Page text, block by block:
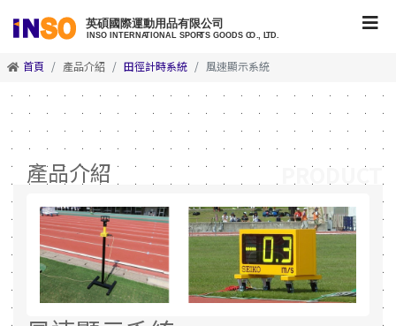
首頁 產品介紹 田徑計時系統 風速顯示系統
產品介紹 PRODUCT